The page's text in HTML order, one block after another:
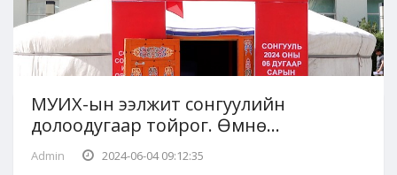
МУИХ-ын ээлжит сонгуулийн
долоодугаар тойрог. Өмнө...
Admin 2024-06-04 09:12:35